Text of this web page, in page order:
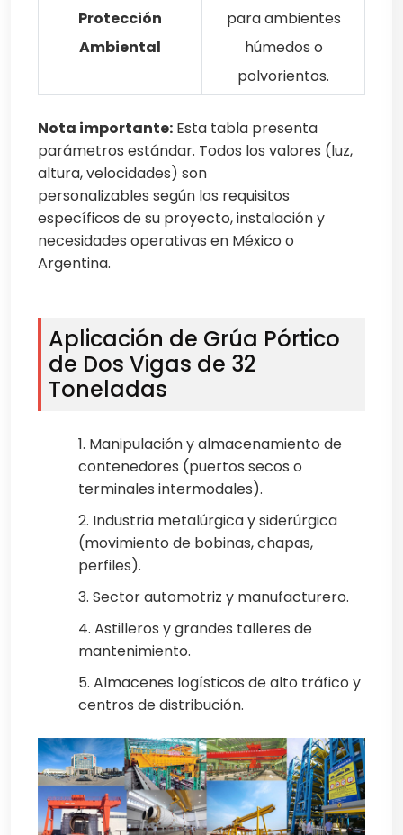
Protección
Ambiental
para ambientes
húmedos o
polvorientos.
Nota importante: Esta tabla presenta
parámetros estándar. Todos los valores (luz,
altura, velocidades) son
personalizables según los requisitos
específicos de su proyecto, instalación y
necesidades operativas en México o
Argentina.
Aplicación de Grúa Pórtico
de Dos Vigas de 32
Toneladas
1. Manipulación y almacenamiento de
contenedores (puertos secos o
terminales intermodales).
2. Industria metalúrgica y siderúrgica
(movimiento de bobinas, chapas,
perfiles).
3. Sector automotriz y manufacturero.
4. Astilleros y grandes talleres de
mantenimiento.
5. Almacenes logísticos de alto tráfico y
centros de distribución.